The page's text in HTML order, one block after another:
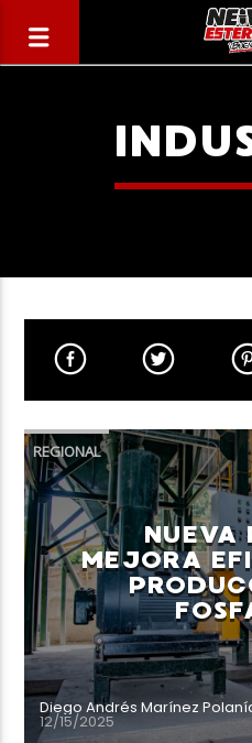
TÍTULO
ARTISTA
Neiva Estereo
REGIONAL
NUEVA
MEJORA
Diego Andrés Marínez
12/15/2025